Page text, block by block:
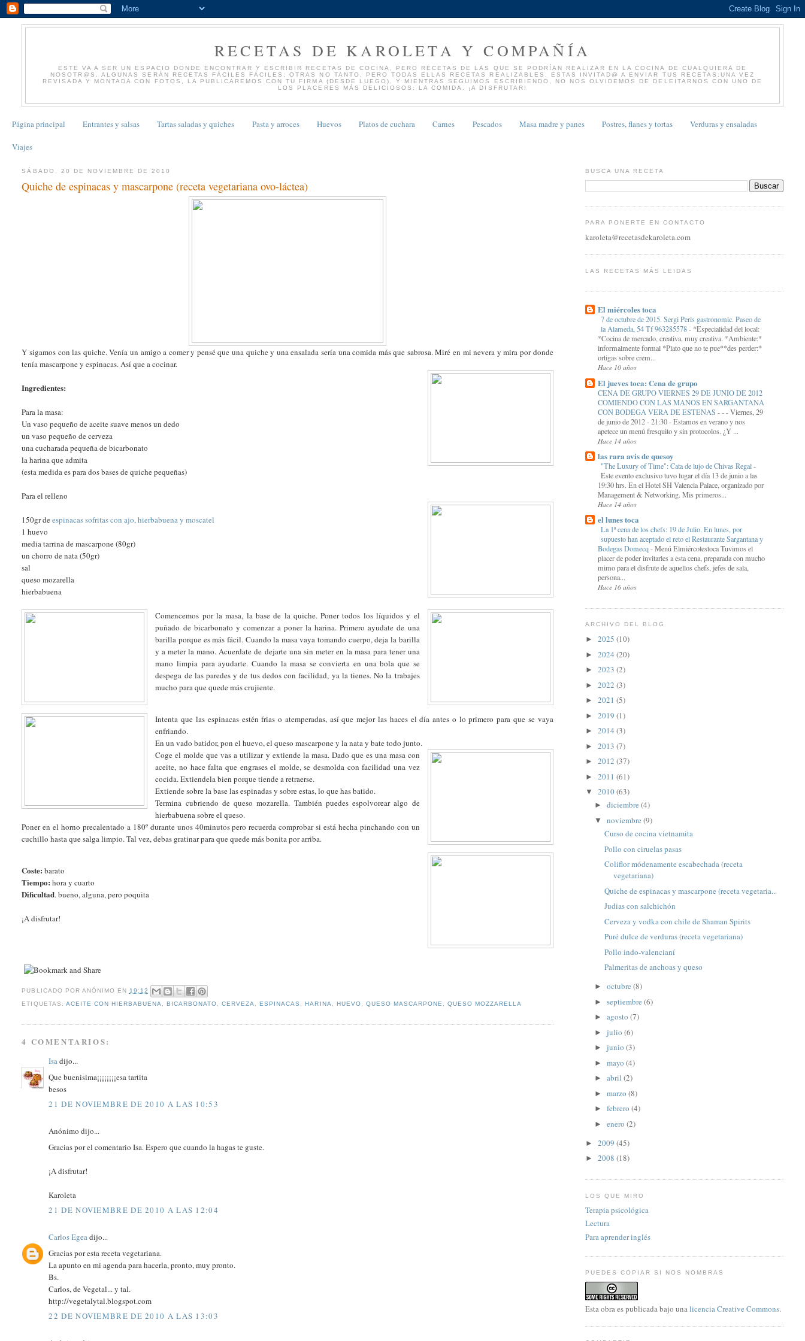
RECETAS DE KAROLETA Y COMPAÑÍA
ESTE VA A SER UN ESPACIO DONDE ENCONTRAR Y ESCRIBIR RECETAS DE COCINA, PERO RECETAS DE LAS QUE SE PODRÍAN REALIZAR EN LA COCINA DE CUALQUIERA DE
NOSOTR@S. ALGUNAS SERÁN RECETAS FÁCILES FÁCILES; OTRAS NO TANTO, PERO TODAS ELLAS RECETAS REALIZABLES. ESTAS INVITAD@ A ENVIAR TUS RECETAS:UNA VEZ
REVISADA Y MONTADA CON FOTOS, LA PUBLICAREMOS CON TU FIRMA (DESDE LUEGO). Y MIENTRAS SEGUIMOS ESCRIBIENDO, NO NOS OLVIDEMOS DE DELEITARNOS CON UNO DE
LOS PLACERES MÁS DELICIOSOS: LA COMIDA. ¡A DISFRUTAR!
Página principal Entrantes y salsas Tartas saladas y quiches Pasta y arroces Huevos Platos de cuchara Carnes Pescados Masa madre y panes Postres, flanes y tortas Verduras y ensaladas
Viajes
SÁBADO, 20 DE NOVIEMBRE DE 2010
Quiche de espinacas y mascarpone (receta vegetariana ovo-láctea)
Y sigamos con las quiche. Venía un amigo a comer y pensé que una quiche y una ensalada sería una comida más que sabrosa. Miré en mi nevera y mira por donde
tenía mascarpone y espinacas. Así que a cocinar.
Ingredientes:
Para la masa:
Un vaso pequeño de aceite suave menos un dedo
un vaso pequeño de cerveza
una cucharada pequeña de bicarbonato
la harina que admita
(esta medida es para dos bases de quiche pequeñas)
Para el relleno
150gr deespinacas sofritas con ajo, hierbabuena y moscatel
1 huevo
media tarrina de mascarpone (80gr)
un chorro de nata (50gr)
sal
queso mozarella
hierbabuena
Comencemos por la masa, la base de la quiche. Poner todos los líquidos y el
puñado de bicarbonato y comenzar a poner la harina. Primero ayudate de una
barilla porque es más fácil. Cuando la masa vaya tomando cuerpo, deja la barilla
y a meter la mano. Acuerdate de dejarte una sin meter en la masa para tener una
mano limpia para ayudarte. Cuando la masa se convierta en una bola que se
despega de las paredes y de tus dedos con facilidad, ya la tienes. No la trabajes
mucho para que quede más crujiente.
Intenta que las espinacas estén frias o atemperadas, así que mejor las haces el día antes o lo primero para que se vaya
enfriando.
En un vado batidor, pon el huevo, el queso mascarpone y la nata y bate todo junto.
Coge el molde que vas a utilizar y extiende la masa. Dado que es una masa con
aceite, no hace falta que engrases el molde, se desmolda con facilidad una vez
cocida. Extiendela bien porque tiende a retraerse.
Extiende sobre la base las espinadas y sobre estas, lo que has batido.
Termina cubriendo de queso mozarella. También puedes espolvorear algo de
hierbabuena sobre el queso.
Poner en el horno precalentado a 180º durante unos 40minutos pero recuerda comprobar si está hecha pinchando con un
cuchillo hasta que salga limpio. Tal vez, debas gratinar para que quede más bonita por arriba.
Coste: barato
Tiempo: hora y cuarto
Dificultad. bueno, alguna, pero poquita
¡A disfrutar!
PUBLICADO POR ANÓNIMO EN 19:12
ETIQUETAS: ACEITE CON HIERBABUENA BICARBONATO ,CERVEZA ,ESPINACAS ,HARINA HUEVO QUESO MASCARPONE QUESO MOZZARELLA
4 COMENTARIOS:
Isadijo...
Que buenisima¡¡¡¡¡¡¡¡esa tartita
besos
21 DE NOVIEMBRE DE 2010 A LAS 10:53
Anónimo dijo...
Gracias por el comentario Isa. Espero que cuando la hagas te guste.
¡A disfrutar!
Karoleta
21 DE NOVIEMBRE DE 2010 A LAS 12:04
Carlos Egeadijo...
Gracias por esta receta vegetariana.
La apunto en mi agenda para hacerla, pronto, muy pronto.
Bs.
Carlos, de Vegetal... y tal.
http://vegetalytal.blogspot.com
22 DE NOVIEMBRE DE 2010 A LAS 13:03
BUSCA UNA RECETA
PARA PONERTE EN CONTACTO
karoleta@recetasdekaroleta.com
LAS RECETAS MÁS LEIDAS
El miércoles toca
7 de octubre de 2015. Sergi Peris gastronomic. Paseo de
la Alameda, 54 Tf 963285578- *Especialidad del local:
*Cocina de mercado, creativa, muy creativa. *Ambiente:*
informalmente formal *Plato que no te pue**des perder:*
ortigas sobre crem...
Hace 10 años
El jueves toca: Cena de grupo
CENA DE GRUPO VIERNES 29 DE JUNIO DE 2012
COMIENDO CON LAS MANOS EN SARGANTANA
CON BODEGA VERA DE ESTENAS -- - Viernes, 29
de junio de 2012 - 21:30 - Estamos en verano y nos
apetece un menú fresquito y sin protocolos. ¿Y ...
Hace 14 años
las rara avis de quesoy
"The Luxury of Time": Cata de lujo de Chivas Regal-
Este evento exclusivo tuvo lugar el día 13 de junio a las
19:30 hrs. En el Hotel SH Valencia Palace, organizado por
Management & Networking. Mis primeros...
Hace 14 años
el lunes toca
La 1ª cena de los chefs: 19 de Julio. En lunes, por
supuesto han aceptado el reto el Restaurante Sargantana y
Bodegas Domecq-Menú Elmiércolestoca Tuvimos el
placer de poder invitarles a esta cena, preparada con mucho
mimo para el disfrute de aquellos chefs, jefes de sala,
persona...
Hace 16 años
ARCHIVO DEL BLOG
► 2025 (10)
► 2024 (20)
► 2023 (2)
► 2022 (3)
► 2021 (5)
► 2019 (1)
► 2014 (3)
► 2013 (7)
► 2012 (37)
► 2011 (61)
▼ 2010(63)
►diciembre(4)
▼noviembre(9)
Curso de cocina vietnamita
Pollo con ciruelas pasas
Coliflor módenamente escabechada (receta
vegetariana)
Quiche de espinacas y mascarpone (receta vegetaria...
Judias con salchichón
Cerveza y vodka con chile de Shaman Spirits
Puré dulce de verduras (receta vegetariana)
Pollo indo-valencianí
Palmeritas de anchoas y queso
►octubre(8)
►septiembre(6)
►agosto(7)
►julio(6)
►junio(3)
►mayo(4)
►abril(2)
►marzo(8)
►febrero(4)
►enero(2)
► 2009 (45)
► 2008 (18)
LOS QUE MIRO
Terapia psicológica
Lectura
Para aprender inglés
PUEDES COPIAR SI NOS NOMBRAS
Esta obra es publicada bajo una licencia Creative Commons.